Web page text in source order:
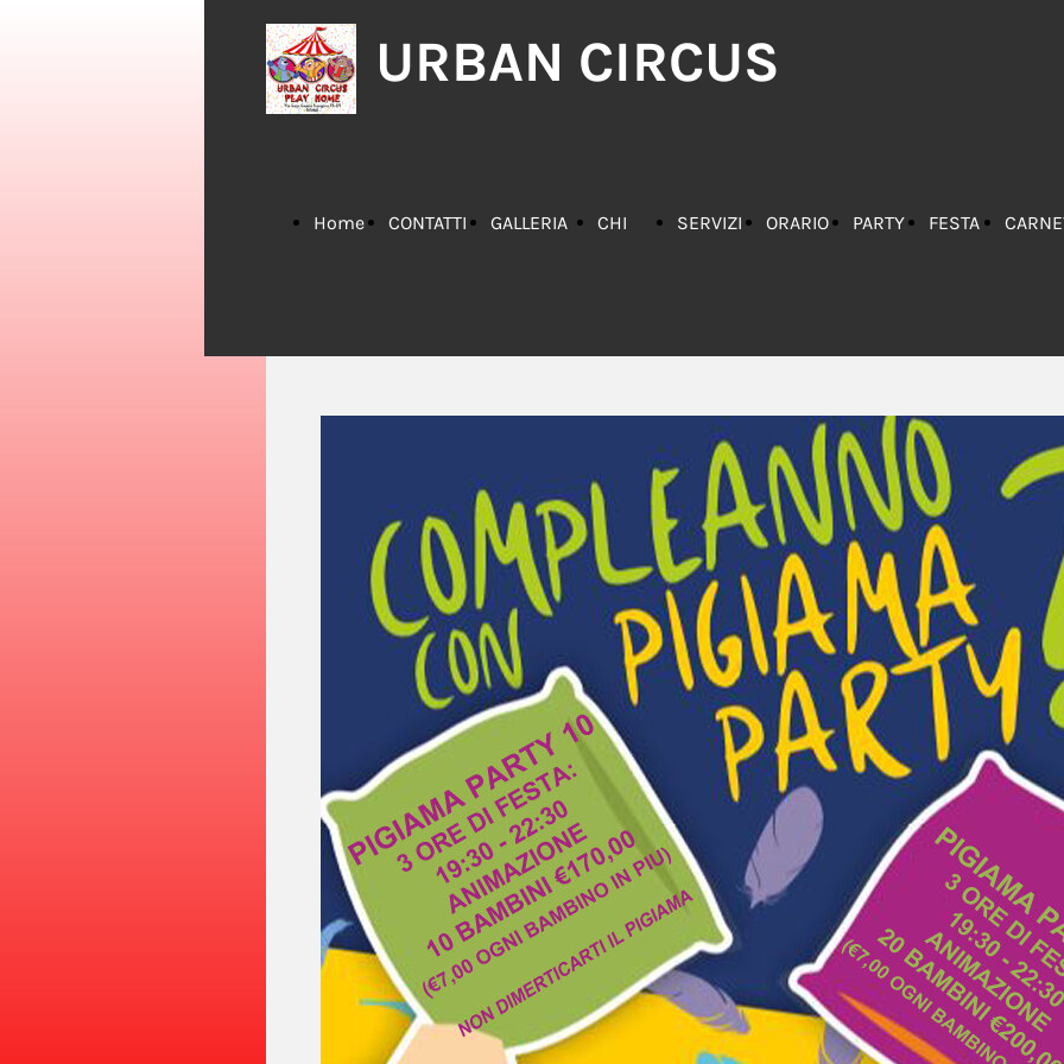
URBAN CIRCUS
Home CONTATTI GALLERIA CHI SERVIZI
PREZZI
ORARIO
PARCO
PARTY
PIZZA
FESTA
PARTY 2020